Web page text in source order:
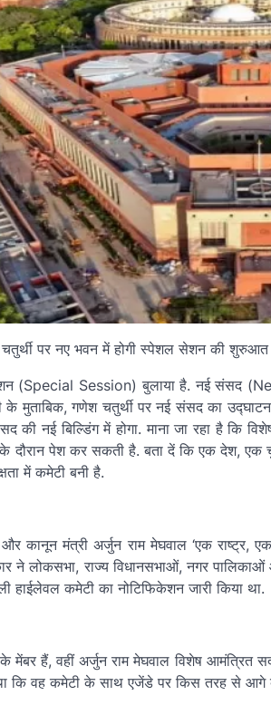
(Special Session) बुलाया है. नई संसद
मुताबिक, गणेश चतुर्थी पर नई संसद का
नई बिल्डिंग में होगा. माना जा रहा है कि
दौरान पेश कर सकती है. बता दें कि एक देश, एक
में कमेटी बनी है.
कानून मंत्री अर्जुन राम मेघवाल ‘एक राष्ट्र,
ने लोकसभा, राज्य विधानसभाओं, नगर
हाईलेवल कमेटी का नोटिफिकेशन जारी किया था.
मेंबर हैं, वहीं अर्जुन राम मेघवाल विशेष आमंत्रित
कि वह कमेटी के साथ एजेंडे पर किस तरह से आगे